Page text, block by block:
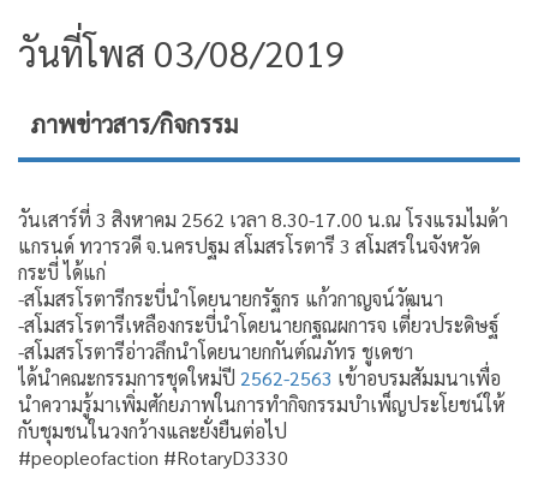
วันที่โพส 03/08/2019
ภาพข่าวสาร/กิจกรรม
วันเสาร์ที่ 3 สิงหาคม 2562 เวลา 8.30-17.00 น.ณ โรงแรมไมด้า
แกรนด์ ทวารวดี จ.นครปฐม สโมสรโรตารี 3 สโมสรในจังหวัด
กระบี่ ได้แก่
-สโมสรโรตารีกระบี่นำโดยนายกรัฐกร แก้วกาญจน์วัฒนา
-สโมสรโรตารีเหลืองกระบี่นำโดยนายกฐณผการจ เตี่ยวประดิษฐ์
-สโมสรโรตารีอ่าวลึกนำโดยนายกกันต์ณภัทร ชูเดชา
ได้นำคณะกรรมการชุดใหม่ปี 2562-2563 เข้าอบรมสัมมนาเพื่อ
นำความรู้มาเพิ่มศักยภาพในการทำกิจกรรมบำเพ็ญประโยชน์ให้
กับชุมชนในวงกว้างและยั่งยืนต่อไป
#peopleofaction #RotaryD3330